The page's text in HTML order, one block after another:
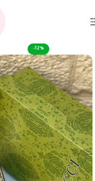
Skip to main content
-12%